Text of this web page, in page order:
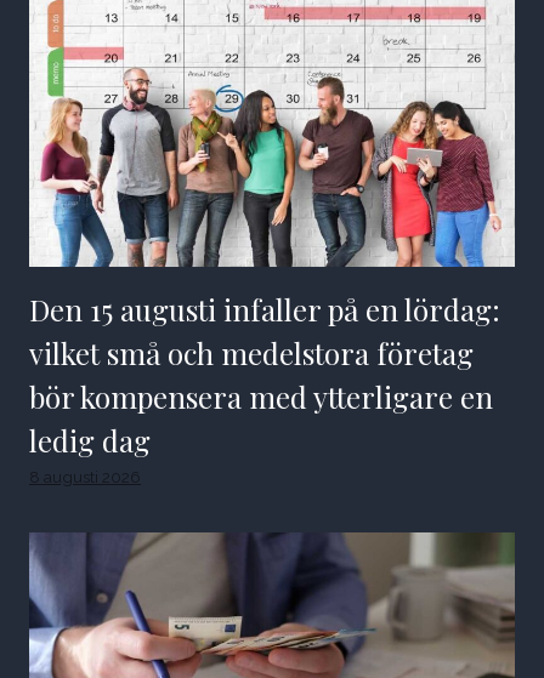
Den 15 augusti infaller på en lördag:
vilket små och medelstora företag
bör kompensera med ytterligare en
ledig dag
8 augusti 2026